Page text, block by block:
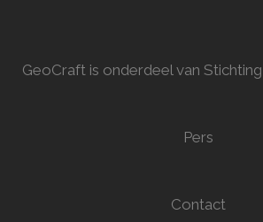
GeoCraft is onderdeel van
Pers
Contact